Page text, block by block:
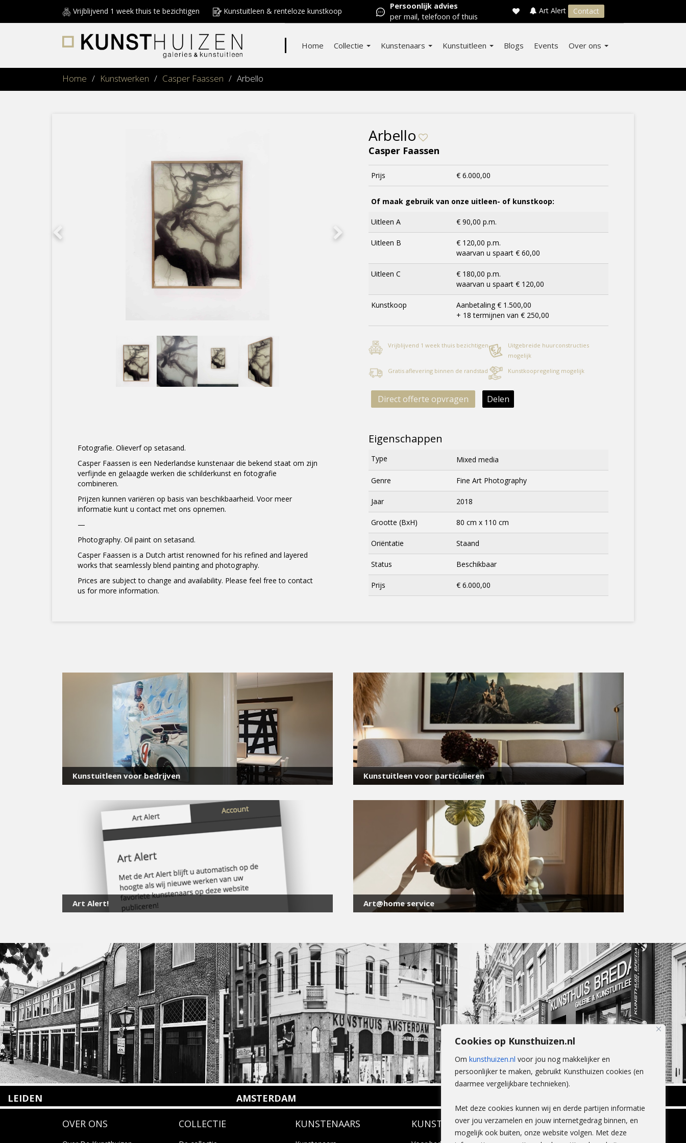
Cookies op Kunsthuizen.nl
Om kunsthuizen.nl voor jou nog makkelijker en
persoonlijker te maken, gebruikt Kunsthuizen cookies (en
daarmee vergelijkbare technieken).
Met deze cookies kunnen wij en derde partijen informatie
over jou verzamelen en jouw internetgedrag binnen, en
mogelijk ook buiten, onze website volgen. Met deze
Vrijblijvend 1 week thuis te bezichtigen Kunstuitleen & renteloze kunstkoop
Persoonlijk advies
per mail, telefoon of thuis
Art Alert Contact
Home Collectie Kunstenaars Kunstuitleen Blogs Events Over ons
Home / Kunstwerken / Casper Faassen / Arbello
Fotografie. Olieverf op setasand.
Casper Faassen is een Nederlandse kunstenaar die bekend staat om zijn
verfijnde en gelaagde werken die schilderkunst en fotografie
combineren.
Prijzen kunnen variëren op basis van beschikbaarheid. Voor meer
informatie kunt u contact met ons opnemen.
—
Photography. Oil paint on setasand.
Casper Faassen is a Dutch artist renowned for his refined and layered
works that seamlessly blend painting and photography.
Prices are subject to change and availability. Please feel free to contact
us for more information.
Arbello
Casper Faassen
Prijs € 6.000,00
Of maak gebruik van onze uitleen- of kunstkoop:
Uitleen A € 90,00 p.m.
Uitleen B
€ 120,00 p.m.
waarvan u spaart € 60,00
Uitleen C
€ 180,00 p.m.
waarvan u spaart € 120,00
Kunstkoop
Aanbetaling € 1.500,00
+ 18 termijnen van € 250,00
Vrijblijvend 1 week thuis bezichtigen
Uitgebreide huurconstructies
mogelijk
Gratis aflevering binnen de randstad
Kunstkoopregeling mogelijk
Direct offerte opvragen Delen
Eigenschappen
Type Mixed media
Genre Fine Art Photography
Jaar 2018
Grootte (BxH) 80 cm x 110 cm
Oriëntatie Staand
Status Beschikbaar
Prijs € 6.000,00
Kunstuitleen voor bedrijven Kunstuitleen voor particulieren
Art Alert! Art@home service
LEIDEN AMSTERDAM
1075 VX Amsterdam
Wilhelminastraat 11
4818 SB Breda
+31 (0)76 5221309
OVER ONS COLLECTIE KUNSTENAARS KUNSTUITLEEN CONTACT
Meld je aan
voor onze nieuwsbrief
E-
mailadres